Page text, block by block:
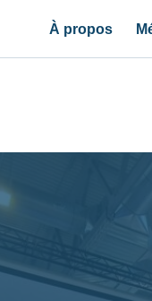
À propos